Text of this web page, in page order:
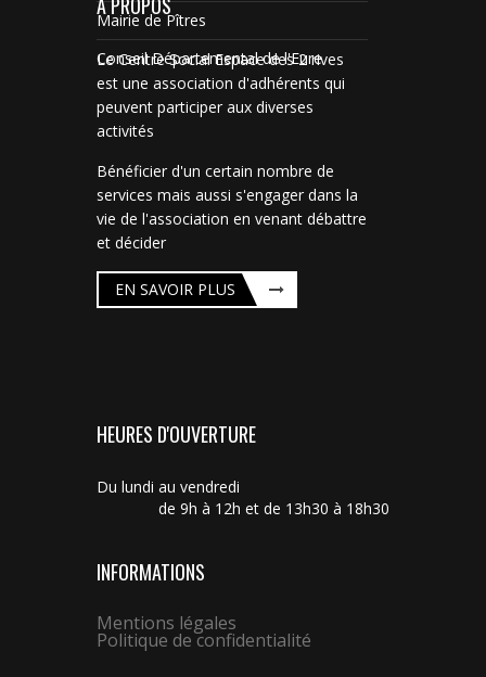
Mairie de Pîtres
Conseil Départemental de l'Eure
À PROPOS
Le Centre Social Espace des 2 rives
est une association d'adhérents qui
peuvent participer aux diverses
activités
Bénéficier d'un certain nombre de
services mais aussi s'engager dans la
vie de l'association en venant débattre
et décider
EN SAVOIR PLUS
HEURES D'OUVERTURE
Du lundi au vendredi
de 9h à 12h et de 13h30 à 18h30
INFORMATIONS
Mentions légales
Politique de confidentialité